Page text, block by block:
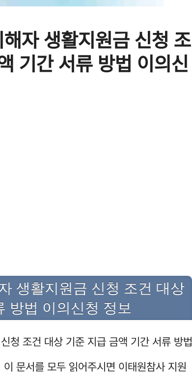
자 생활지원금 신청 조
기간 서류 방법 이의신
생활지원금 신청 조건 대상
방법 이의신청 정보
청 조건 대상 기준 지급 금액 기간 서류 방법
문서를 모두 읽어주시면 이태원참사 지원